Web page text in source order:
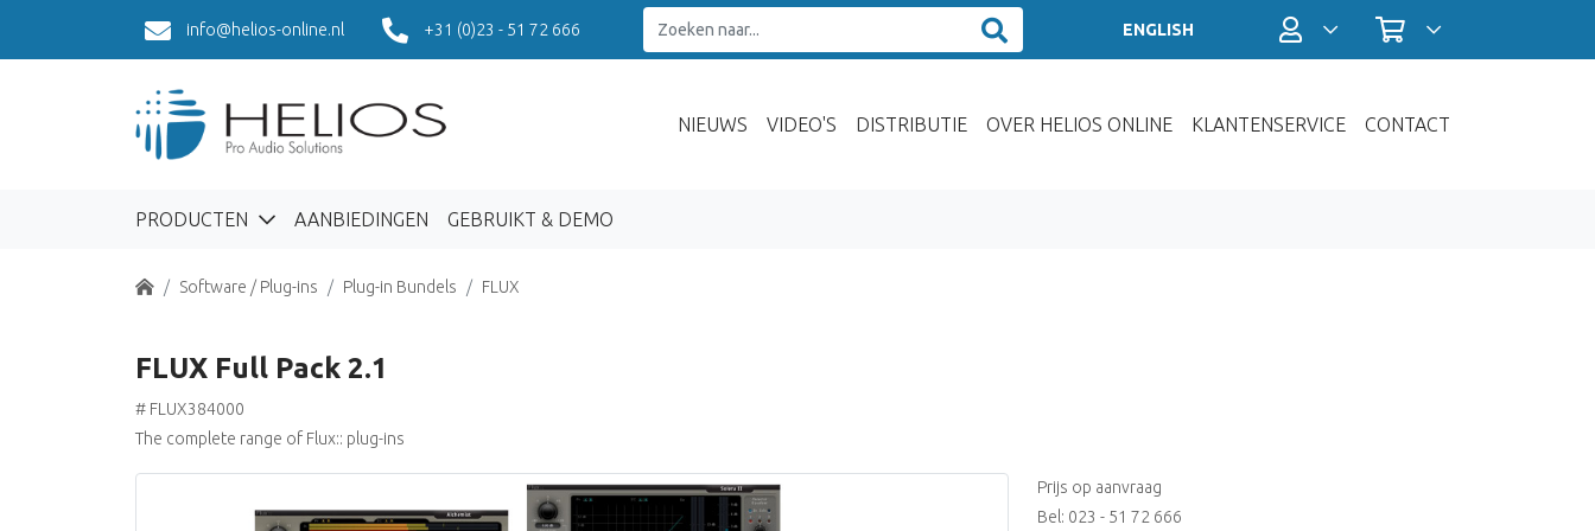
info@helios-online.nl +31 (0)23 - 51 72 666 ENGLISH Profiel / InloggenWinkelwagen
NIEUWS VIDEO'S DISTRIBUTIE OVER HELIOS ONLINE KLANTENSERVICE CONTACT
PRODUCTEN AANBIEDINGEN GEBRUIKT & DEMO
Home Software / Plug-ins Plug-in Bundels FLUX
FLUX Full Pack 2.1
# FLUX384000
The complete range of Flux:: plug-ins
Prijs op aanvraag
Bel: 023 - 51 72 666